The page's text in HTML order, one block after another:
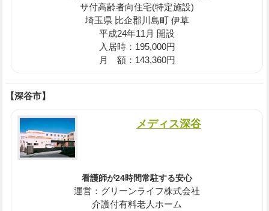
サ付高齢者向住宅(特定施設)
埼玉県 比企郡川島町 伊草
平成24年11月 開設
入居時：195,000円
月 額：143,360円
【深谷市】
メディス深谷
看護師が24時間常駐する安心
運営：グリーンライフ株式会社
介護付有料老人ホーム